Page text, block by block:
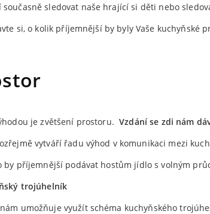
současně sledovat naše hrající si děti nebo
si, o kolik příjemnější by byly Vaše kuchyňské
je zvětšení prostoru. Vzdání se zdi nám
vytváří řadu výhod v komunikaci mezi
by příjemnější podávat hostům jídlo s volným
trojúhelník
umožňuje využít schéma kuchyňského